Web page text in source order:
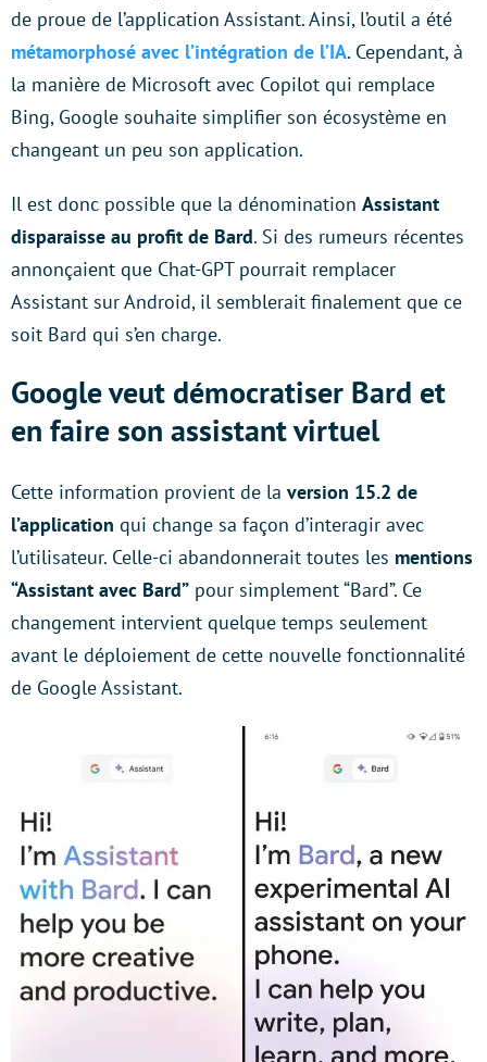
de proue de l’application Assistant. Ainsi, l’outil a été
métamorphosé avec l’intégration de l’IA. Cependant, à
la manière de Microsoft avec Copilot qui remplace
Bing, Google souhaite simplifier son écosystème en
changeant un peu son application.
Il est donc possible que la dénomination Assistant
disparaisse au profit de Bard. Si des rumeurs récentes
annonçaient que Chat-GPT pourrait remplacer
Assistant sur Android, il semblerait finalement que ce
soit Bard qui s’en charge.
Google veut démocratiser Bard et
en faire son assistant virtuel
Cette information provient de la version 15.2 de
l’application qui change sa façon d’interagir avec
l’utilisateur. Celle-ci abandonnerait toutes les mentions
“Assistant avec Bard” pour simplement “Bard”. Ce
changement intervient quelque temps seulement
avant le déploiement de cette nouvelle fonctionnalité
de Google Assistant.